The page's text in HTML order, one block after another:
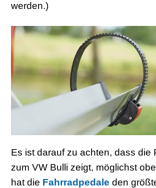
werden.)
Es ist darauf zu achten, dass die
zum VW Bulli zeigt, möglichst
hat die Fahrradpedale den